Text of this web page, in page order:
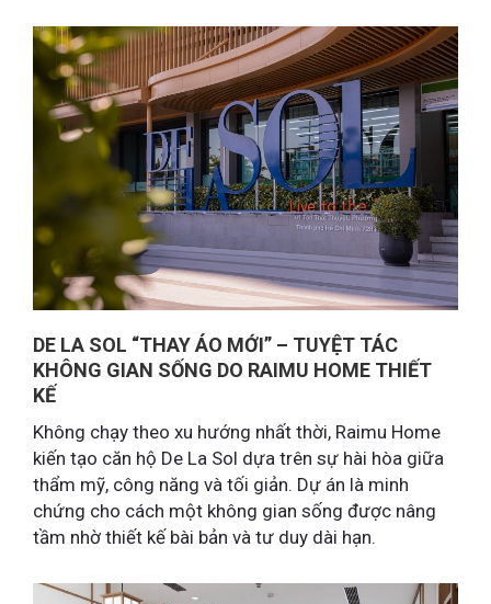
DE LA SOL “THAY ÁO MỚI” – TUYỆT TÁC
KHÔNG GIAN SỐNG DO RAIMU HOME THIẾT
KẾ
Không chạy theo xu hướng nhất thời, Raimu Home
kiến tạo căn hộ De La Sol dựa trên sự hài hòa giữa
thẩm mỹ, công năng và tối giản. Dự án là minh
chứng cho cách một không gian sống được nâng
tầm nhờ thiết kế bài bản và tư duy dài hạn.